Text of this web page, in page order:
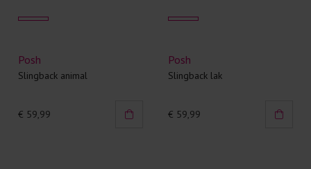
Posh
Slingback animal
€ 59,99
Posh
Slingback lak
€ 59,99